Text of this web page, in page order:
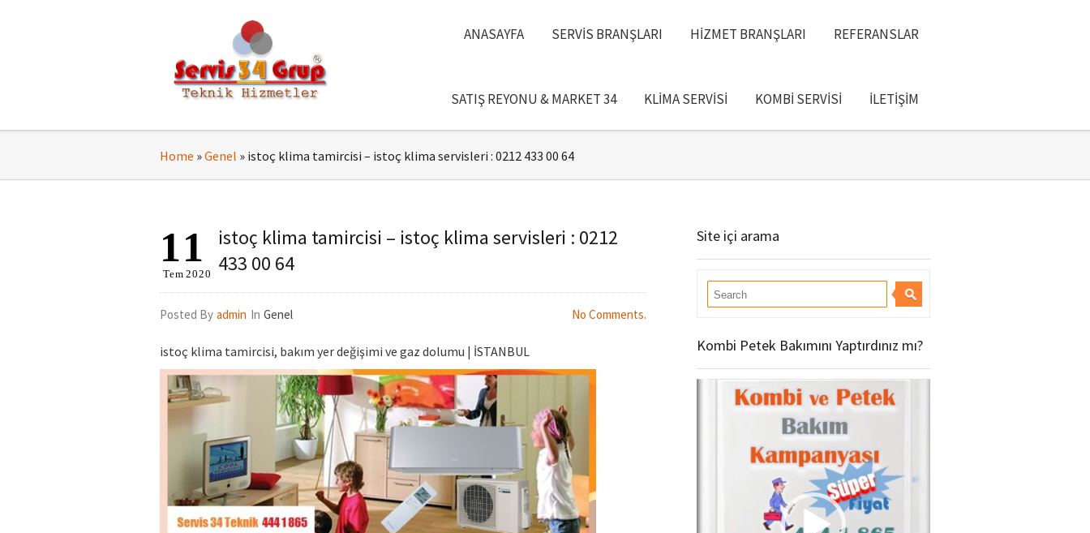
ANASAYFA SERVIS BRANŞLARI HIZMET BRANŞLARI REFERANSLAR
SATIŞ REYONU & MARKET 34 KLIMA SERVISI KOMBI SERVISI İLETIŞIM
Home »Genel » istoç klima tamircisi – istoç klima servisleri : 0212 433 00 64
istoç klima tamircisi – istoç klima servisleri : 0212
433 00 64
11
Tem 2020
Posted By admin In Genel No Comments.
istoç klima tamircisi, bakım yer değişimi ve gaz dolumu | İSTANBUL
Site içi arama
Kombi Petek Bakımını Yaptırdınız mı?
oynatıcı